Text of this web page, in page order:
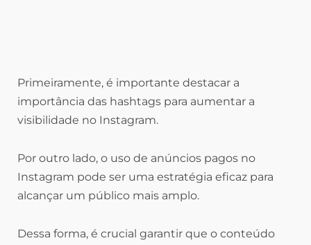
Primeiramente, é importante destacar a
importância das hashtags para aumentar a
visibilidade no Instagram.
Por outro lado, o uso de anúncios pagos no
Instagram pode ser uma estratégia eficaz para
alcançar um público mais amplo.
Dessa forma, é crucial garantir que o conteúdo